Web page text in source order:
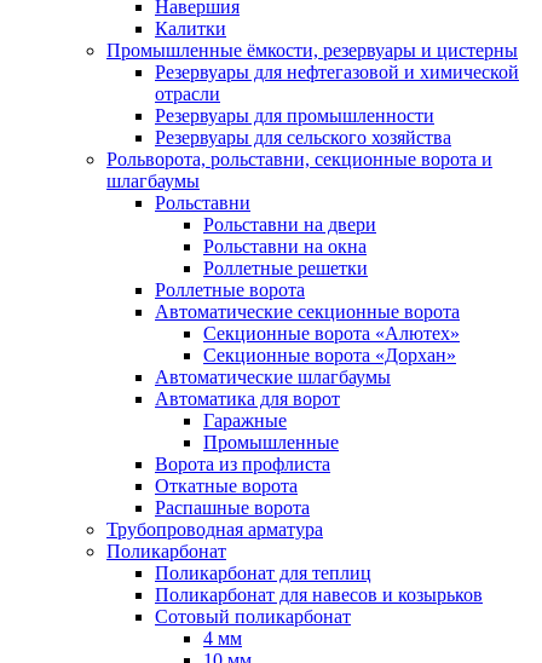
Навершия
Калитки
Промышленные ёмкости, резервуары и цистерны
Резервуары для нефтегазовой и химической
отрасли
Резервуары для промышленности
Резервуары для сельского хозяйства
Рольворота, рольставни, секционные ворота и
шлагбаумы
Рольставни
Рольставни на двери
Рольставни на окна
Роллетные решетки
Роллетные ворота
Автоматические секционные ворота
Секционные ворота «Алютех»
Секционные ворота «Дорхан»
Автоматические шлагбаумы
Автоматика для ворот
Гаражные
Промышленные
Ворота из профлиста
Откатные ворота
Распашные ворота
Трубопроводная арматура
Поликарбонат
Поликарбонат для теплиц
Поликарбонат для навесов и козырьков
Сотовый поликарбонат
4 мм